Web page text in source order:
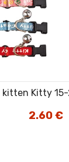
kitten Kitty
2.60€